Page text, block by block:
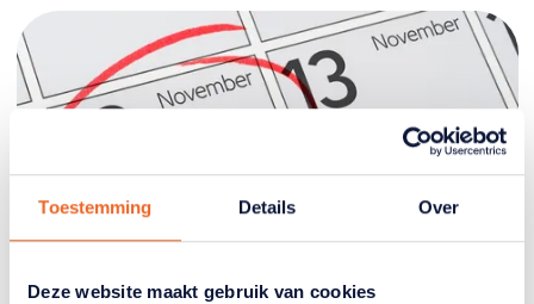
Toestemming Details Over
Deze website maakt gebruik van cookies